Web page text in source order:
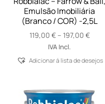
Emulsão Imobiliária
(Branco / COR) -2,5L
119,00 € – 197,00 €Price
IVA Incl.
Adicionar á lista de desejos